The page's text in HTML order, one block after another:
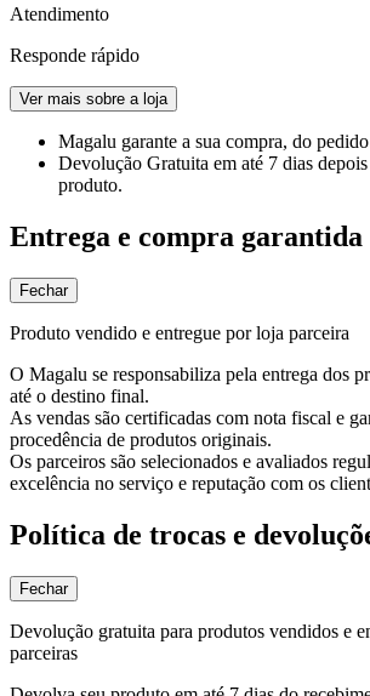
Atendimento
Responde rápido
Ver mais sobre a loja
Magalu garante a sua compra, do
Devolução Gratuita em até 7 dias
produto.
Entrega e compra garantida
Fechar
Produto vendido e entregue por loja parceira
O Magalu se responsabiliza pela entrega dos
até o destino final.
As vendas são certificadas com nota fiscal e
procedência de produtos originais.
Os parceiros são selecionados e avaliados
excelência no serviço e reputação com os
Política de trocas e
Fechar
Devolução gratuita para produtos vendidos e
parceiras